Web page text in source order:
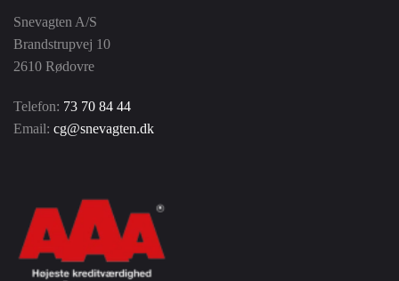
Snevagten A/S
Brandstrupvej 10
2610 Rødovre
Telefon: 73 70 84 44
Email: cg@snevagten.dk